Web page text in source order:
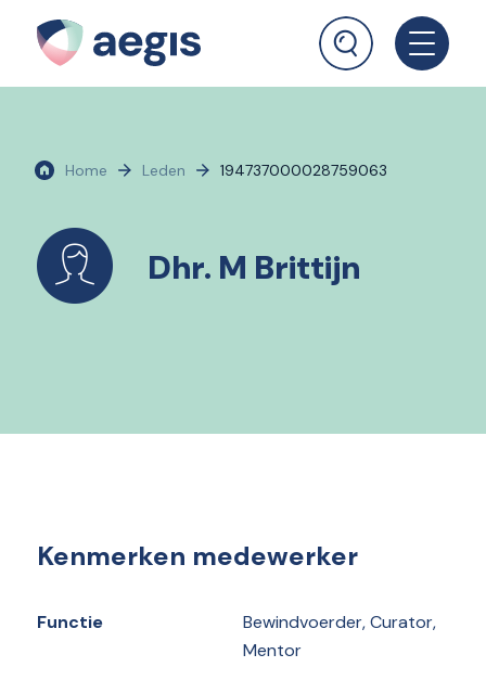
Home Leden 194737000028759063
Dhr. M Brittijn
Kenmerken medewerker
Functie
Bewindvoerder, Curator,
Mentor